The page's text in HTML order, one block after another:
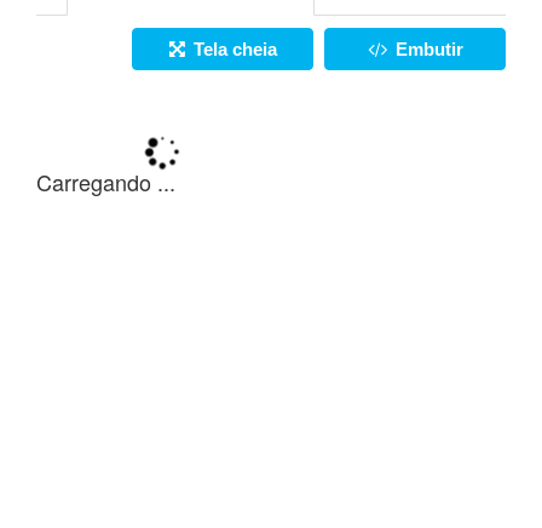
Tela cheia Embutir